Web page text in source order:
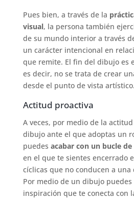
Pues bien, a través de la
visual, la persona también
de su mundo interior a través
un carácter intencional en
que remite. El fin del dibujo es
es decir, no se trata de crear
desde el punto de vista artístico.
Actitud proactiva
A veces, por medio de la
dibujo ante el que adoptas un
puedes acabar con un bucle
en el que te sientes encerrado
cíclicas que no conducen a
Por medio de un dibujo
inspiración que te conecta con